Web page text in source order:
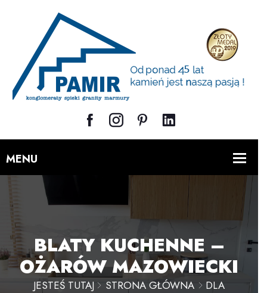
BLATY KUCHENNE –
OŻARÓW MAZOWIECKI
JESTEŚ TUTAJ STRONA GŁÓWNA
DLA